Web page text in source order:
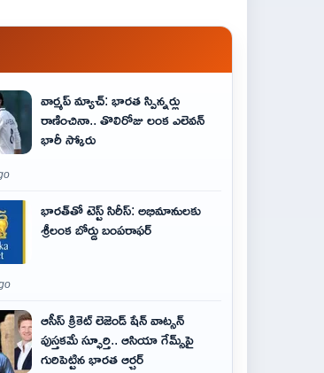
వార్మప్ మ్యాచ్: భారత స్పిన్నర్లు
రాణించినా.. తొలిరోజు లంక ఎలెవన్
భారీ స్కోరు
భారత్‌తో టెస్ట్ సిరీస్: అభిమానులకు
శ్రీలంక బోర్డు బంపరాఫర్
ఆసీస్ క్రికెట్ లెజెండ్ షేన్ వాట్సన్
పుస్తకమే స్ఫూర్తి.. ఆసియా గేమ్స్‌పై
గురిపెట్టిన భారత ఆర్చర్